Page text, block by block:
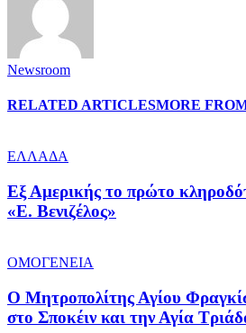
Newsroom
RELATED ARTICLESMORE
ΕΛΛΑΔΑ
Εξ Αμερικής το πρώτο
«Ε. Βενιζέλος»
ΟΜΟΓΕΝΕΙΑ
Ο Μητροπολίτης Αγίου
στο Σποκέιν και την Αγία